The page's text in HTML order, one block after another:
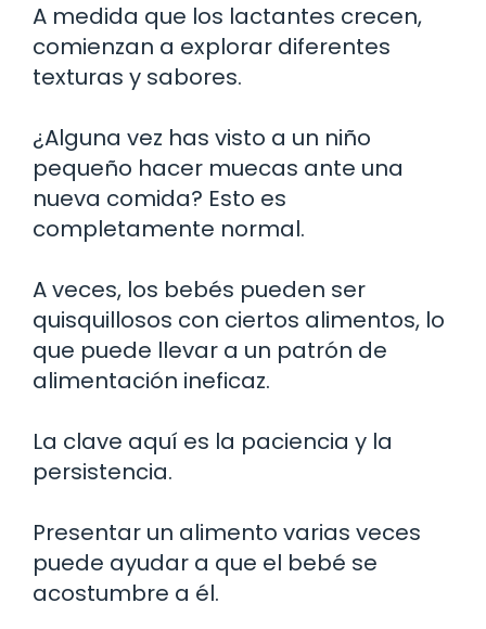
A medida que los lactantes crecen,
comienzan a explorar diferentes
texturas y sabores.
¿Alguna vez has visto a un niño
pequeño hacer muecas ante una
nueva comida? Esto es
completamente normal.
A veces, los bebés pueden ser
quisquillosos con ciertos alimentos, lo
que puede llevar a un patrón de
alimentación ineficaz.
La clave aquí es la paciencia y la
persistencia.
Presentar un alimento varias veces
puede ayudar a que el bebé se
acostumbre a él.